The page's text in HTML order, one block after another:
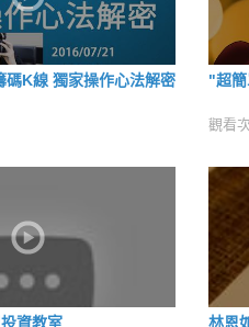
碼K線 獨家操作心法解密
"超
觀看
資教室 林恩